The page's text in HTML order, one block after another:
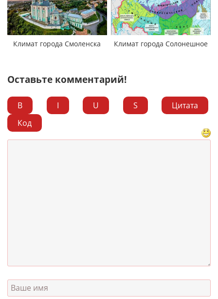
Климат города Смоленска Климат города Солонешное
Оставьте комментарий!
B I U S
Цитата
Код